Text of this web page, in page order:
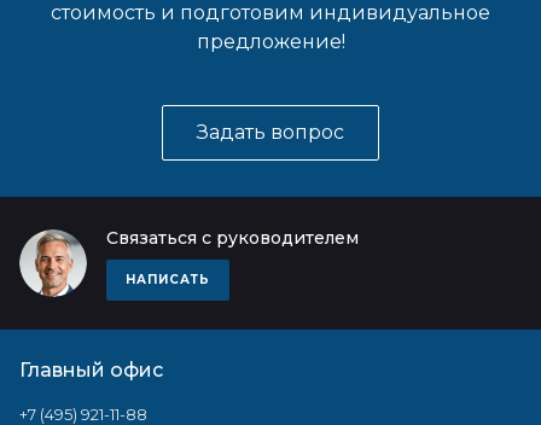
стоимость и подготовим индивидуальное
предложение!
Задать вопрос
Связаться с руководителем
НАПИСАТЬ
Главный офис
+7 (495) 921-11-88